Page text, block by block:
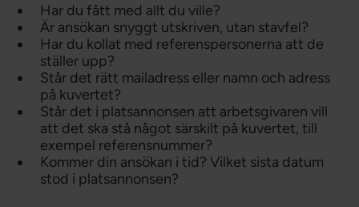
Har du fått med allt du ville?
Är ansökan snyggt utskriven, utan stavfel?
Har du kollat med referenspersonerna att de
ställer upp?
Står det rätt mailadress eller namn och adress
på kuvertet?
Står det i platsannonsen att arbetsgivaren vill
att det ska stå något särskilt på kuvertet, till
exempel referensnummer?
Kommer din ansökan i tid? Vilket sista datum
stod i platsannonsen?